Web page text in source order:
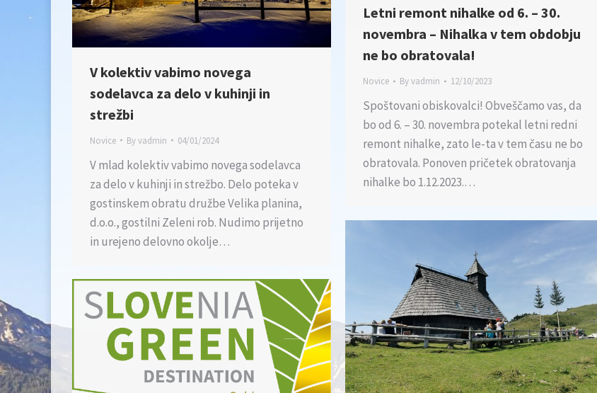
V kolektiv vabimo novega
sodelavca za delo v kuhinji in
strežbi
Novice Byvadmin 04/01/2024
V mlad kolektiv vabimo novega sodelavca
za delo v kuhinji in strežbo. Delo poteka v
gostinskem obratu družbe Velika planina,
d.o.o., gostilni Zeleni rob. Nudimo prijetno
in urejeno delovno okolje…
Letni remont nihalke od 6. – 30.
novembra – Nihalka v tem obdobju
ne bo obratovala!
Novice Byvadmin 12/10/2023
Spoštovani obiskovalci! Obveščamo vas, da
bo od 6. – 30. novembra potekal letni redni
remont nihalke, zato le-ta v tem času ne bo
obratovala. Ponoven pričetek obratovanja
nihalke bo 1.12.2023.…